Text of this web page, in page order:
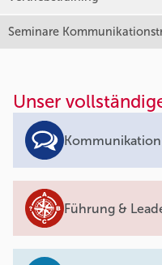
Seminare
Unser
Führung &